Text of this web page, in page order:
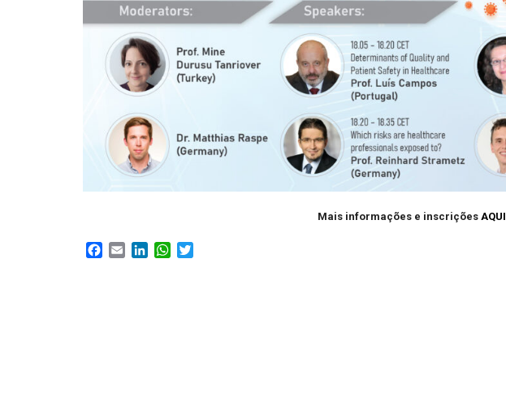
Mais informações e inscrições AQUI
Facebook
Email LinkedInWhatsApp